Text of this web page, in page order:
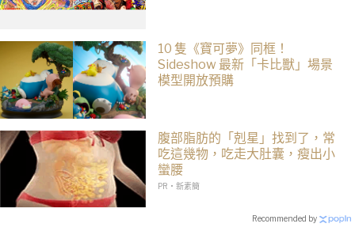
10 隻《寶可夢》同框！
Sideshow 最新「卡比獸」場景
模型開放預購
腹部脂肪的「剋星」找到了，常
吃這幾物，吃走大肚囊，瘦出小
蠻腰
PR・新素簡
Recommended by